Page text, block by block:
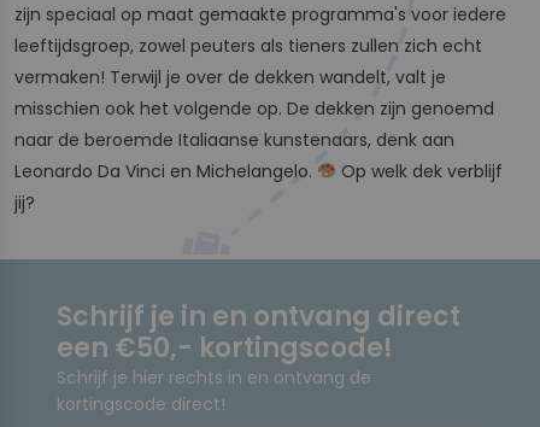
zijn speciaal op maat gemaakte programma's voor iedere
leeftijdsgroep, zowel peuters als tieners zullen zich echt
vermaken! Terwijl je over de dekken wandelt, valt je
misschien ook het volgende op. De dekken zijn genoemd
naar de beroemde Italiaanse kunstenaars, denk aan
Leonardo Da Vinci en Michelangelo.
Op welk dek verblijf
jij?
Schrijf je in en ontvang direct
een €50,- kortingscode!
Schrijf je hier rechts in en ontvang de
kortingscode direct!